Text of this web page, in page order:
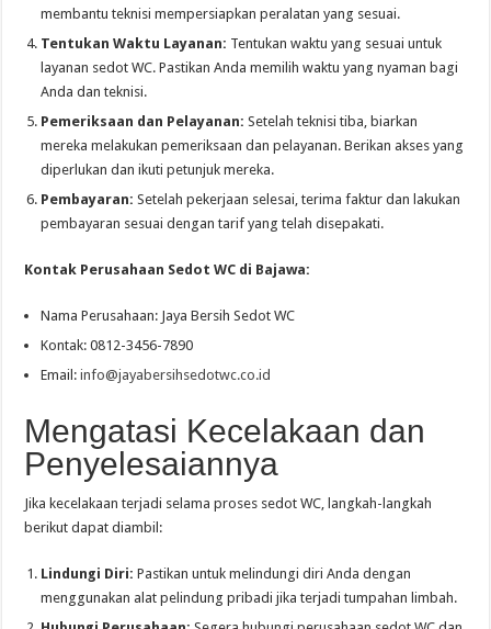
membantu teknisi mempersiapkan peralatan yang sesuai.
Tentukan Waktu Layanan: Tentukan waktu yang sesuai untuk
layanan sedot WC. Pastikan Anda memilih waktu yang nyaman bagi
Anda dan teknisi.
Pemeriksaan dan Pelayanan: Setelah teknisi tiba, biarkan
mereka melakukan pemeriksaan dan pelayanan. Berikan akses yang
diperlukan dan ikuti petunjuk mereka.
Pembayaran: Setelah pekerjaan selesai, terima faktur dan lakukan
pembayaran sesuai dengan tarif yang telah disepakati.
Kontak Perusahaan Sedot WC di Bajawa:
Nama Perusahaan: Jaya Bersih Sedot WC
Kontak: 0812-3456-7890
Email:info@jayabersihsedotwc.co.id
Mengatasi Kecelakaan dan
Penyelesaiannya
Jika kecelakaan terjadi selama proses sedot WC, langkah-langkah
berikut dapat diambil:
Lindungi Diri: Pastikan untuk melindungi diri Anda dengan
menggunakan alat pelindung pribadi jika terjadi tumpahan limbah.